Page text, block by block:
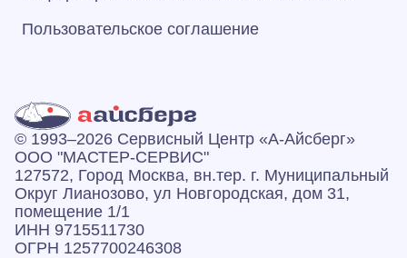
Пользовательское соглашение
© 1993–2026 Сервисный Центр «А‑Айсберг»
ООО "МАСТЕР-СЕРВИС"
127572, Город Москва, вн.тер. г. Муниципальный
Округ Лианозово, ул Новгородская, дом 31,
помещение 1/1
ИНН 9715511730
ОГРН 1257700246308